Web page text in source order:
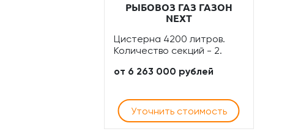
РЫБОВОЗ ГАЗ ГАЗОН
NEXT
Цистерна 4200 литров.
Количество секций - 2.
от 6 263 000 рублей
Уточнить стоимость